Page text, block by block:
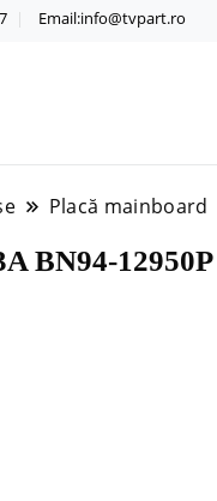
Email:info@tvpart.ro
Placă mainboard
BN94-